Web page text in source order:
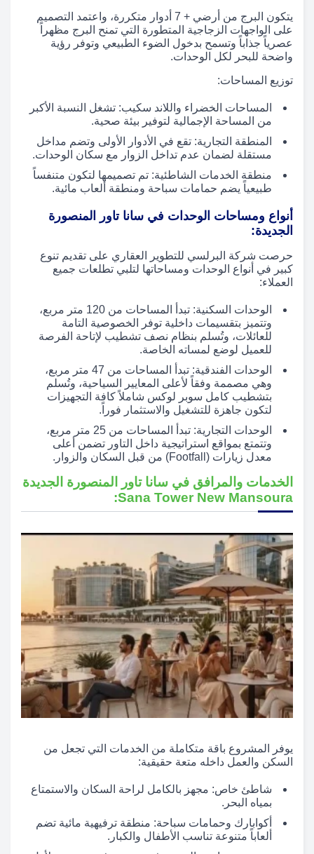
يتكون البرج من أرضي + 7 أدوار متكررة، واعتمد التصميم
على الواجهات الزجاجية المتطورة التي تمنح البرج مظهراً
عصرياً جذاباً وتسمح بدخول الضوء الطبيعي وتوفر رؤية
واضحة للبحر لكل الوحدات.
توزيع المساحات:
المساحات الخضراء واللاند سكيب: تشغل النسبة الأكبر
من المساحة الإجمالية لتوفير بيئة صحية.
المنطقة التجارية: تقع في الأدوار الأولى وتضم مداخل
مستقلة لضمان عدم تداخل الزوار مع سكان الوحدات.
منطقة الخدمات الشاطئية: تم تصميمها لتكون متنفساً
طبيعياً يضم حمامات سباحة ومنطقة ألعاب مائية.
أنواع ومساحات الوحدات في سانا تاور المنصورة
الجديدة:
حرصت شركة البرلسي للتطوير العقاري على تقديم تنوع
كبير في أنواع الوحدات ومساحاتها لتلبي تطلعات جميع
العملاء:
الوحدات السكنية: تبدأ المساحات من 120 متر مربع،
وتتميز بتقسيمات داخلية توفر الخصوصية التامة
للعائلات، وتُسلم بنظام نصف تشطيب لإتاحة الفرصة
للعميل لوضع لمساته الخاصة.
الوحدات الفندقية: تبدأ المساحات من 47 متر مربع،
وهي مصممة وفقاً لأعلى المعايير السياحية، وتُسلم
بتشطيب كامل سوبر لوكس شاملاً كافة التجهيزات
لتكون جاهزة للتشغيل والاستثمار فوراً.
الوحدات التجارية: تبدأ المساحات من 25 متر مربع،
وتتمتع بمواقع استراتيجية داخل التاور تضمن أعلى
معدل زيارات (Footfall) من قبل السكان والزوار.
الخدمات والمرافق في سانا تاور المنصورة الجديدة
Sana Tower New Mansoura:
يوفر المشروع باقة متكاملة من الخدمات التي تجعل من
السكن والعمل داخله متعة حقيقية:
شاطئ خاص: مجهز بالكامل لراحة السكان والاستمتاع
بمياه البحر.
أكوابارك وحمامات سباحة: منطقة ترفيهية مائية تضم
ألعاباً متنوعة تناسب الأطفال والكبار.